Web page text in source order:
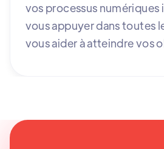
vos processus numériques
vous appuyer dans toutes
vous aider à atteindre vos